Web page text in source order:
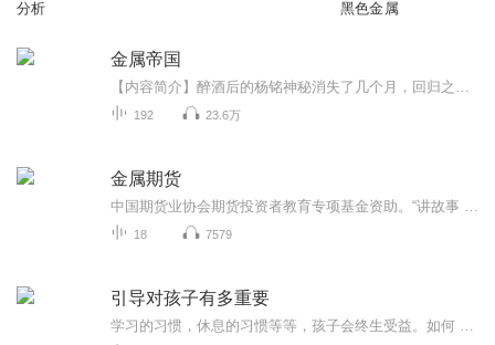
分析
黑色金属
金属帝国
192 23.6万
金属期货
18 7579
引导对孩子有多重要